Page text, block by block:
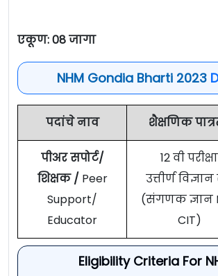
एकूण: 08 जागा
NHM Gondia Bharti 2023
पदांचे नाव शैक्षणिक
पीअर सपोर्ट/
शिक्षक / Peer
Support/
Educator
12 वी परीक्षा
उत्तीर्ण
(संगणक ज्ञान
CIT)
Eligibility Criteria For